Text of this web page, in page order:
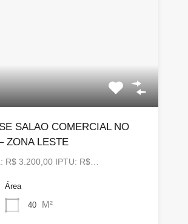
SALAO COMERCIAL NO
ZONA LESTE
R$ 3.200,00 IPTU: R$…
Área
40 M²